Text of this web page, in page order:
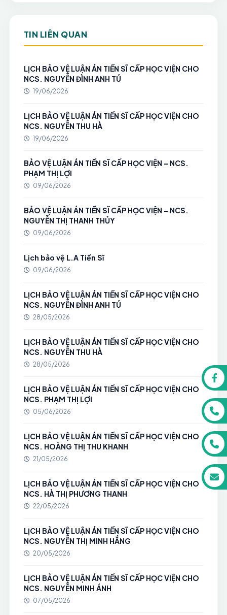
TIN LIÊN QUAN
LỊCH BẢO VỆ LUẬN ÁN TIẾN SĨ CẤP HỌC VIỆN CHO
NCS. NGUYỄN ĐÌNH ANH TÚ
19/06/2026
LỊCH BẢO VỆ LUẬN ÁN TIẾN SĨ CẤP HỌC VIỆN CHO
NCS. NGUYỄN THU HÀ
19/06/2026
BẢO VỆ LUẬN ÁN TIẾN SĨ CẤP HỌC VIỆN – NCS.
PHẠM THỊ LỢI
09/06/2026
BẢO VỆ LUẬN ÁN TIẾN SĨ CẤP HỌC VIỆN – NCS.
NGUYỄN THỊ THANH THỦY
09/06/2026
Lịch bảo vệ L.A Tiến Sĩ
09/06/2026
LỊCH BẢO VỆ LUẬN ÁN TIẾN SĨ CẤP HỌC VIỆN CHO
NCS. NGUYỄN ĐÌNH ANH TÚ
28/05/2026
LỊCH BẢO VỆ LUẬN ÁN TIẾN SĨ CẤP HỌC VIỆN CHO
NCS. NGUYỄN THU HÀ
28/05/2026
LỊCH BẢO VỆ LUẬN ÁN TIẾN SĨ CẤP HỌC VIỆN CHO
NCS. PHẠM THỊ LỢI
05/06/2026
LỊCH BẢO VỆ LUẬN ÁN TIẾN SĨ CẤP HỌC VIỆN CHO
NCS. HOÀNG THỊ THU KHANH
21/05/2026
LỊCH BẢO VỆ LUẬN ÁN TIẾN SĨ CẤP HỌC VIỆN CHO
NCS. HÀ THỊ PHƯƠNG THANH
22/05/2026
LỊCH BẢO VỆ LUẬN ÁN TIẾN SĨ CẤP HỌC VIỆN CHO
NCS. NGUYỄN THỊ MINH HẮNG
20/05/2026
LỊCH BẢO VỆ LUẬN ÁN TIẾN SĨ CẤP HỌC VIỆN CHO
NCS. NGUYỄN MINH ÁNH
07/05/2026